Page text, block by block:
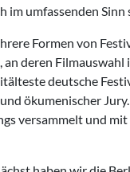
im umfassenden Sinn
Formen von
deren
deutsche
ökumenischer
versammelt und